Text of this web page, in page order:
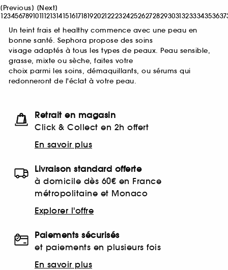
[Previous] [Next]
12345678910111213141516171819202122232425262728293031323334353637
Un teint frais et healthy commence avec une peau en
bonne santé. Sephora propose des soins
visage adaptés à tous les types de peaux. Peau sensible,
grasse, mixte ou sèche, faites votre
choix parmi les soins, démaquillants, ou sérums qui
redonneront de l'éclat à votre peau.
Retrait en magasin
Click & Collect en 2h offert
En savoir plus
Livraison standard offerte
à domicile dès 60€ en France
métropolitaine et Monaco
Explorer l'offre
Paiements sécurisés
et paiements en plusieurs fois
En savoir plus